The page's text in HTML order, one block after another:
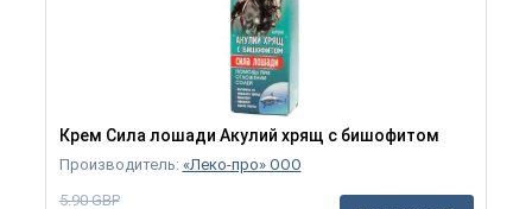
Крем Сила лошади Акулий хрящ с бишофитом
Производитель: «Леко-про» ООО
5.90 GBP